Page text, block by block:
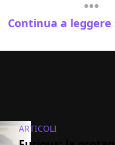
Continua a leggere
ARTICOLI